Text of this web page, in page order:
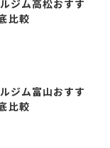
ジム高松おすす
比較
ジム富山おすす
比較